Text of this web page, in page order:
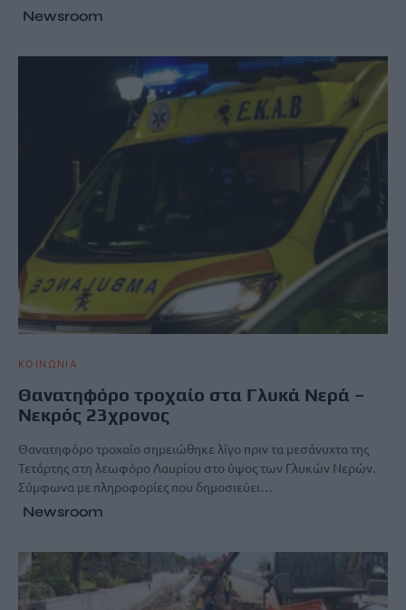
Newsroom
ΚΟΙΝΩΝΙΑ
Θανατηφόρο τροχαίο στα Γλυκά Νερά –
Νεκρός 23χρονος
Θανατηφόρο τροχαίο σημειώθηκε λίγο πριν τα μεσάνυχτα της
Τετάρτης στη λεωφόρο Λαυρίου στο ύψος των Γλυκών Νερών.
Σύμφωνα με πληροφορίες που δημοσιεύει…
Newsroom